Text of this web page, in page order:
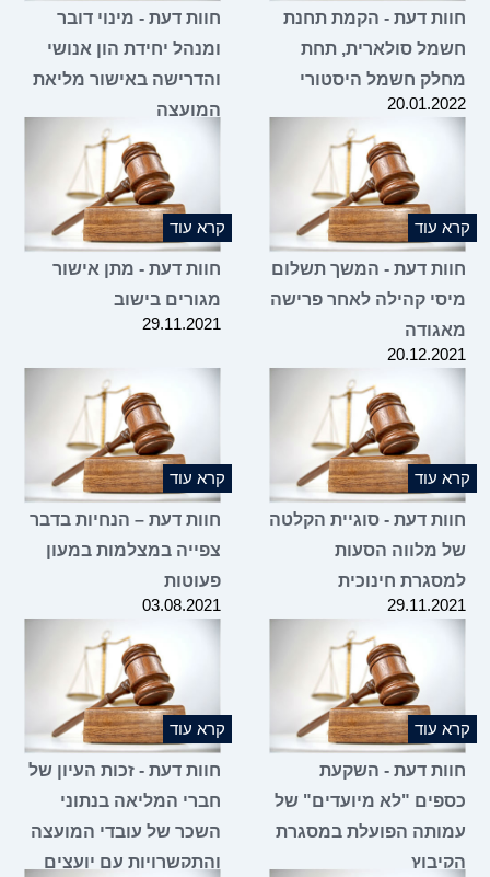
חוות דעת - הקמת תחנת
חשמל סולארית, תחת
מחלק חשמל היסטורי
20.01.2022
חוות דעת - מינוי דובר
ומנהל יחידת הון אנושי
והדרישה באישור מליאת
המועצה
קרא עוד
חוות דעת - המשך תשלום
מיסי קהילה לאחר פרישה
מאגודה
20.12.2021
קרא עוד
חוות דעת - מתן אישור
מגורים בישוב
29.11.2021
קרא עוד
חוות דעת - סוגיית הקלטה
של מלווה הסעות
למסגרת חינוכית
29.11.2021
קרא עוד
חוות דעת – הנחיות בדבר
צפייה במצלמות במעון
פעוטות
03.08.2021
קרא עוד
חוות דעת - השקעת
כספים "לא מיועדים" של
עמותה הפועלת במסגרת
הקיבוץ
קרא עוד
חוות דעת - זכות העיון של
חברי המליאה בנתוני
השכר של עובדי המועצה
והתקשרויות עם יועצים